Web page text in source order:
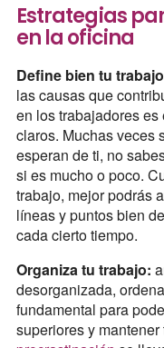
Estrategias
en la oficina
Define bien tu
las causas que
en los trabajadores
claros. Muchas veces
esperan de ti, no
si es mucho o poco.
trabajo, mejor podrás
líneas y puntos bien
cada cierto tiempo.
Organiza tu trabajo:
desorganizada,
fundamental para
superiores y